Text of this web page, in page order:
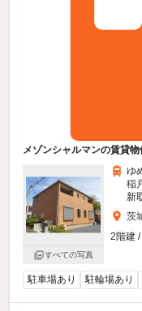
メゾンシャルマンの賃貸物
すべての写真
ゆ
稲
新
茨
2階建
駐車場あり 駐輪場あり